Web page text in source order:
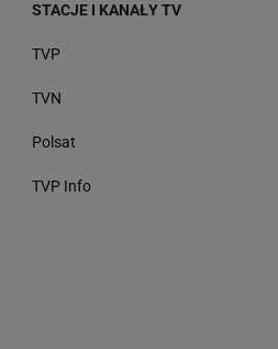
STACJE I KANAŁY TV
TVP
TVN
Polsat
TVP Info